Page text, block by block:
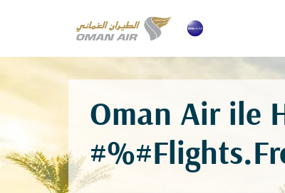
Oman Air ile